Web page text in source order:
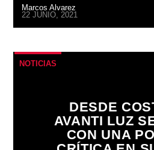
Marcos Alvarez
22 JUNIO, 2021
NOTICIAS
DESDE
AVANTI LUZ
CON UNA